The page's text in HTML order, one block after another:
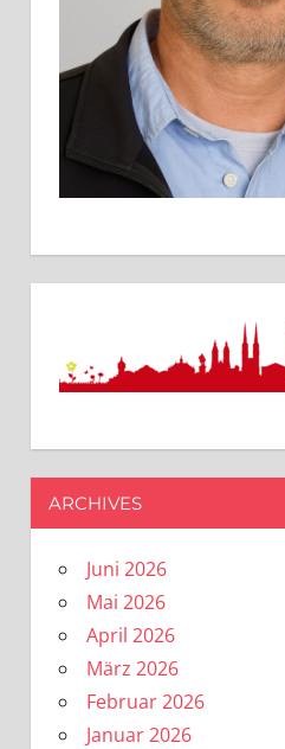
ARCHIVES
Juni 2026
Mai 2026
April 2026
März 2026
Februar 2026
Januar 2026